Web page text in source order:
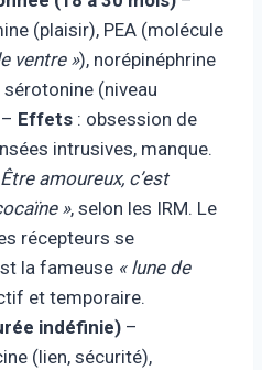
(plaisir), PEA (molécule
ventre »), norépinéphrine
(niveau
Effets : obsession de
intrusives, manque.
amoureux, c’est
», selon les IRM. Le
récepteurs se
la fameuse « lune de
et temporaire.
indéfinie) –
(lien, sécurité),